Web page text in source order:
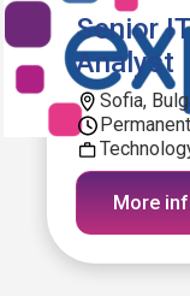
Senior
Analyst
Sofia,
Permanent
More